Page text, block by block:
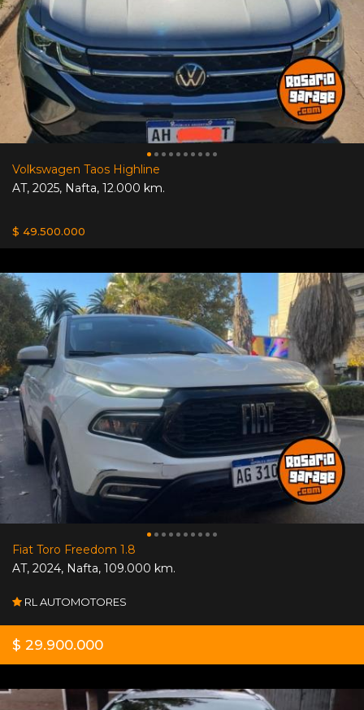
Volkswagen Taos Highline
AT, 2025, Nafta, 12.000 km.
$ 49.500.000
Fiat Toro Freedom 1.8
AT, 2024, Nafta, 109.000 km.
RL AUTOMOTORES
$ 29.900.000